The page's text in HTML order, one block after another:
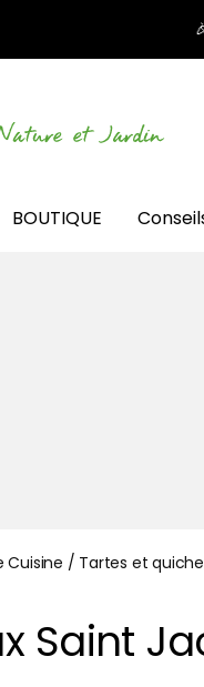
BOUTIQUE
Cuisine / Tartes et
Saint